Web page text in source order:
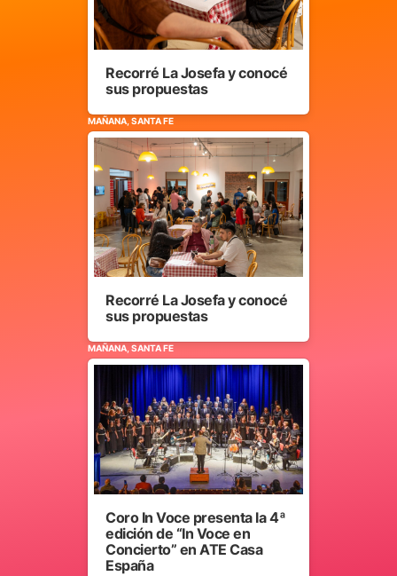
Recorré La Josefa y conocé
sus propuestas
MAÑANA, SANTA FE
Recorré La Josefa y conocé
sus propuestas
MAÑANA, SANTA FE
Coro In Voce presenta la 4ª
edición de “In Voce en
Concierto” en ATE Casa
España